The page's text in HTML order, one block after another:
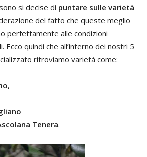
si decise di puntare sulle varietà
del fatto che queste meglio
perfettamente alle condizioni
Ecco quindi che all’interno dei nostri 5
ritroviamo varietà come:
,
Tenera.